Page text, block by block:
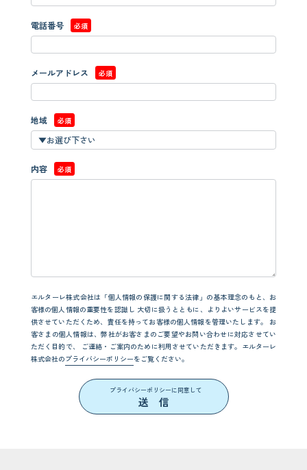
電話番号 必須
メールアドレス 必須
地域 必須
内容 必須
エルターレ株式会社は「個人情報の保護に関する法律」の基本理念のもと、お
客様の個人情報の重要性を認識し 大切に扱うとともに、よりよいサービスを提
供させていただくため、責任を持ってお客様の個人情報を管理いたします。
お
客さまの個人情報は、弊社がお客さまのご要望やお問い合わせに対応させてい
ただく目的で、
ご連絡・ご案内のために利用させていただきます。エルターレ
株式会社のプライバシーポリシーをご覧ください。
プライバシーポリシーに同意して